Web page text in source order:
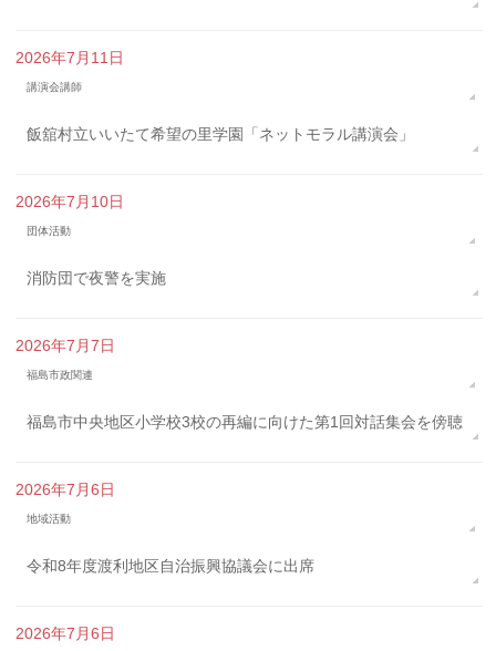
2026年7月11日
講演会講師
飯舘村立いいたて希望の里学園「ネットモラル講演会」
2026年7月10日
団体活動
消防団で夜警を実施
2026年7月7日
福島市政関連
福島市中央地区小学校3校の再編に向けた第1回対話集会を傍聴
2026年7月6日
地域活動
令和8年度渡利地区自治振興協議会に出席
2026年7月6日